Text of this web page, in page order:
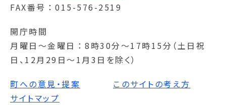
FAX番号
015-576-2519
開庁時間
月曜日～金曜日
8時30分～17時15分（土日祝
日、12月29日～1月3日を除く）
町への意見・提案
このサイトの考え方
サイトマップ